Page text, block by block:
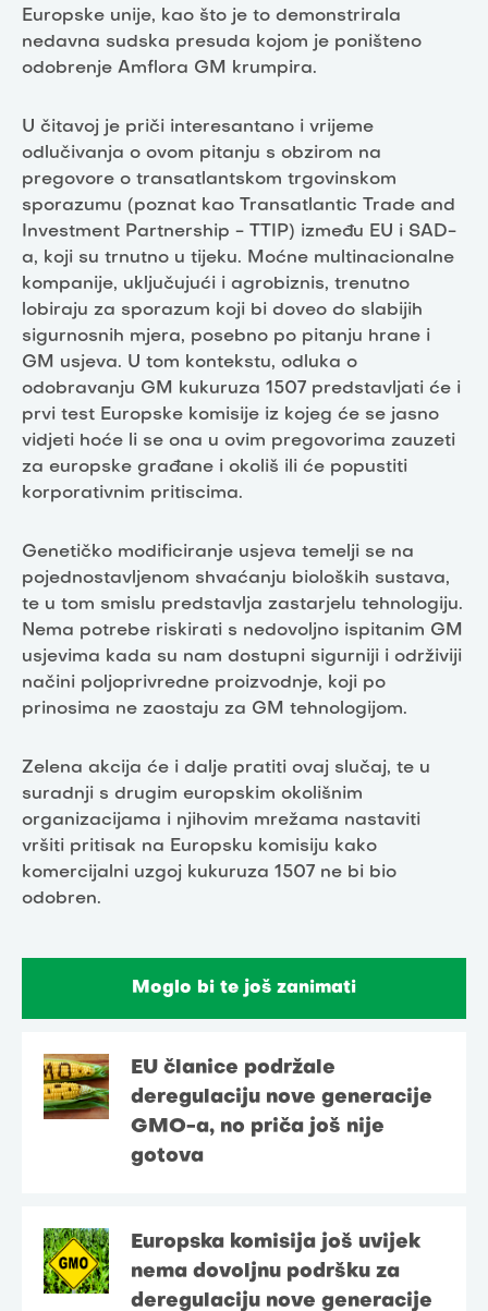
Europske unije, kao što je to demonstrirala
nedavna sudska presuda kojom je poništeno
odobrenje Amflora GM krumpira.
U čitavoj je priči interesantano i vrijeme
odlučivanja o ovom pitanju s obzirom na
pregovore o transatlantskom trgovinskom
sporazumu (poznat kao Transatlantic Trade and
Investment Partnership - TTIP) između EU i SAD-
a, koji su trnutno u tijeku. Moćne multinacionalne
kompanije, uključujući i agrobiznis, trenutno
lobiraju za sporazum koji bi doveo do slabijih
sigurnosnih mjera, posebno po pitanju hrane i
GM usjeva. U tom kontekstu, odluka o
odobravanju GM kukuruza 1507 predstavljati će i
prvi test Europske komisije iz kojeg će se jasno
vidjeti hoće li se ona u ovim pregovorima zauzeti
za europske građane i okoliš ili će popustiti
korporativnim pritiscima.
Genetičko modificiranje usjeva temelji se na
pojednostavljenom shvaćanju bioloških sustava,
te u tom smislu predstavlja zastarjelu tehnologiju.
Nema potrebe riskirati s nedovoljno ispitanim GM
usjevima kada su nam dostupni sigurniji i održiviji
načini poljoprivredne proizvodnje, koji po
prinosima ne zaostaju za GM tehnologijom.
Zelena akcija će i dalje pratiti ovaj slučaj, te u
suradnji s drugim europskim okolišnim
organizacijama i njihovim mrežama nastaviti
vršiti pritisak na Europsku komisiju kako
komercijalni uzgoj kukuruza 1507 ne bi bio
odobren.
Moglo bi te još zanimati
EU članice podržale
deregulaciju nove generacije
GMO-a, no priča još nije
gotova
Europska komisija još uvijek
nema dovoljnu podršku za
deregulaciju nove generacije